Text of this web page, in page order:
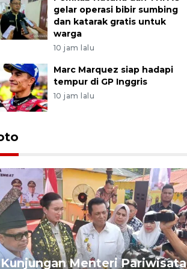
gelar operasi bibir sumbing
dan katarak gratis untuk
warga
10 jam lalu
Marc Marquez siap hadapi
tempur di GP Inggris
10 jam lalu
Kunjungan Menteri Pariwisata